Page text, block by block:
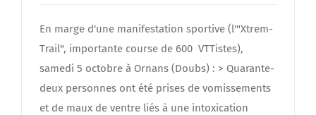
En marge d'une manifestation sportive (l'"Xtrem-
Trail", importante course de 600 VTTistes),
samedi 5 octobre à Ornans (Doubs) : > Quarante-
deux personnes ont été prises de vomissements
et de maux de ventre liés à une intoxication